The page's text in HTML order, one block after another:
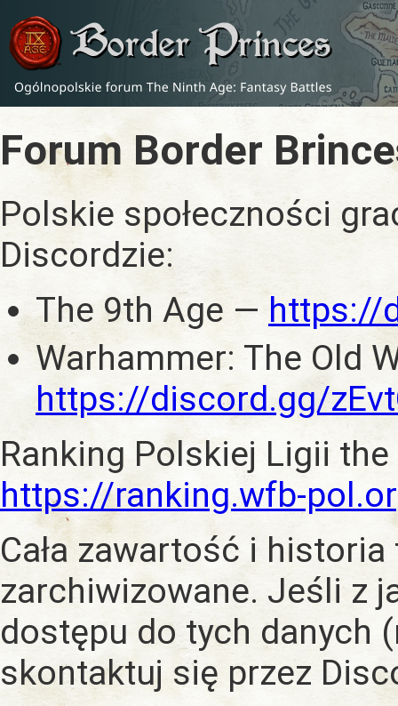
Forum Border
Polskie społeczności
Discordzie:
The 9th Age —https://
Warhammer: The Old
https://discord.gg/
Ranking Polskiej Ligii
https://ranking.wfb-
Cała zawartość i historia
zarchiwizowane. Jeśli z
dostępu do tych danych
skontaktuj się przez